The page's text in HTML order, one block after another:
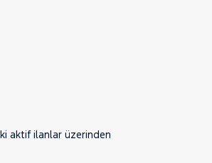
aktif ilanlar üzerinden